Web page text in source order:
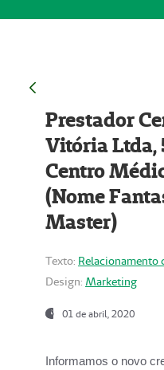
Prestador
Vitória Ltda,
Centro
(Nome
Master)
Texto: Relacionamento
Design: Marketing
01 de abril, 2020
Informamos o novo